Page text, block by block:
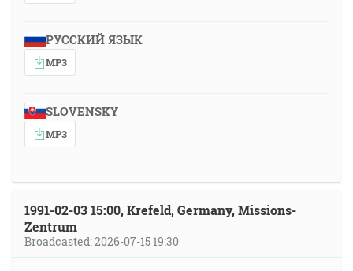
РУССКИЙ ЯЗЫК
MP3
SLOVENSKY
MP3
1991-02-03 15:00, Krefeld, Germany, Missions-
Zentrum
Broadcasted: 2026-07-15 19:30